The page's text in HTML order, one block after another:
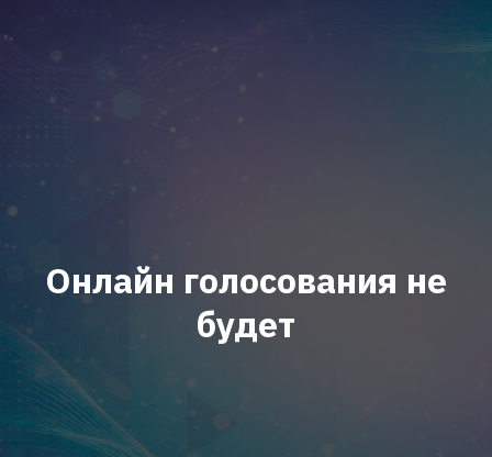
Онлайн голосования не
будет